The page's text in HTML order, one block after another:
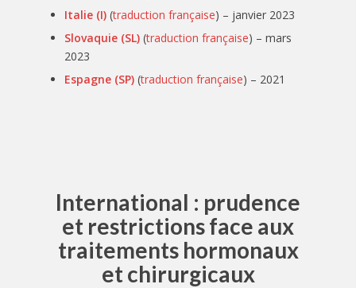
Italie (I) (traduction française) – janvier 2023
Slovaquie (SL) (traduction française) – mars
2023
Espagne (SP) (traduction française) – 2021
International : prudence
et restrictions face aux
traitements hormonaux
et chirurgicaux